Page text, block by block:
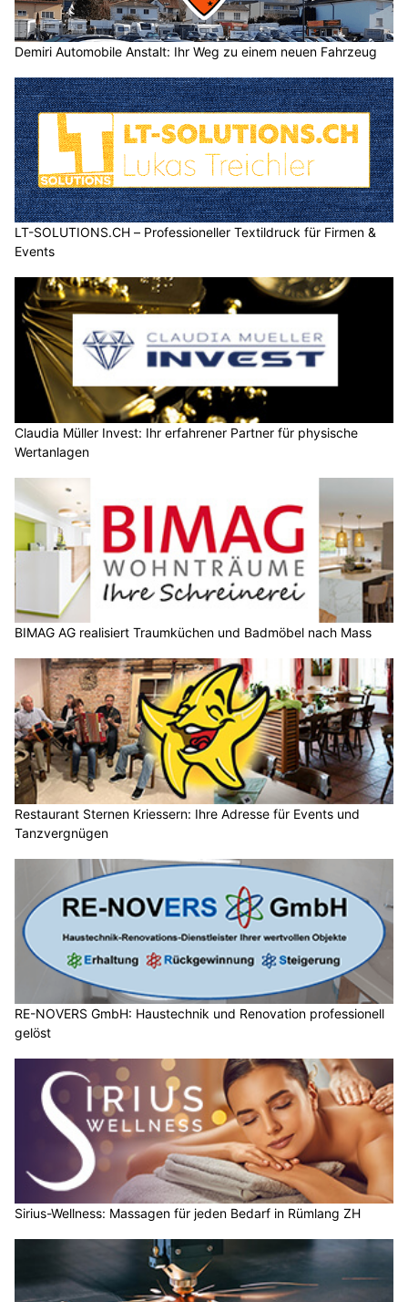
Demiri Automobile Anstalt: Ihr Weg zu einem neuen Fahrzeug
LT-SOLUTIONS.CH – Professioneller Textildruck für Firmen &
Events
Claudia Müller Invest: Ihr erfahrener Partner für physische
Wertanlagen
BIMAG AG realisiert Traumküchen und Badmöbel nach Mass
Restaurant Sternen Kriessern: Ihre Adresse für Events und
Tanzvergnügen
RE-NOVERS GmbH: Haustechnik und Renovation professionell
gelöst
Sirius-Wellness: Massagen für jeden Bedarf in Rümlang ZH